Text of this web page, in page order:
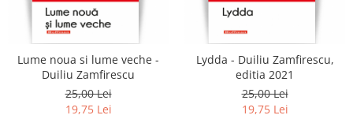
Lume noua si lume veche -
Duiliu Zamfirescu
25,00 Lei
19,75 Lei
Lydda - Duiliu Zamfirescu,
editia 2021
25,00 Lei
19,75 Lei